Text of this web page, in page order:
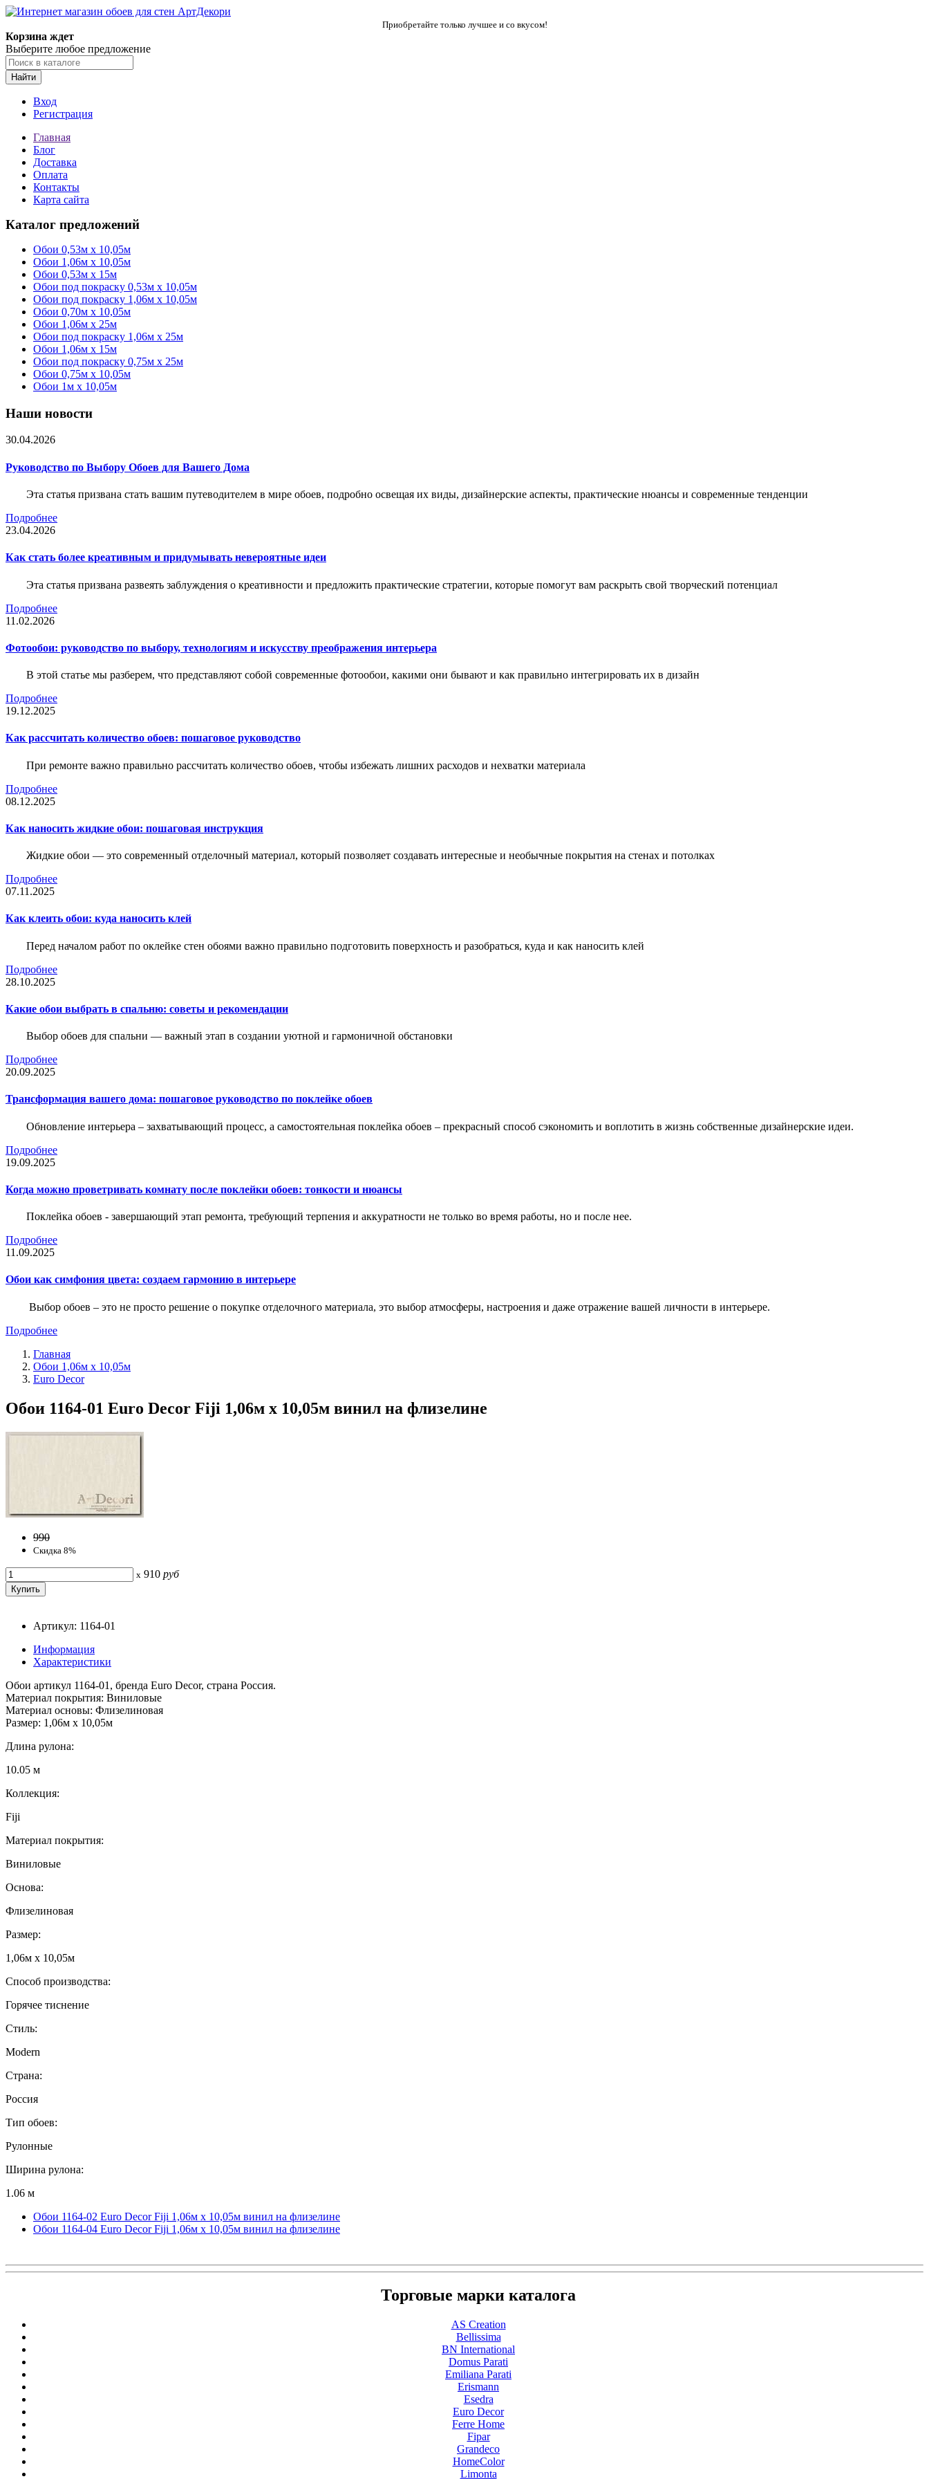
Приобретайте только лучшее и со вкусом!
Корзина ждет
Выберите любое предложение
Найти
Вход
Регистрация
Главная
Блог
Доставка
Оплата
Контакты
Карта сайта
Каталог предложений
Обои 0,53м x 10,05м
Обои 1,06м х 10,05м
Обои 0,53м x 15м
Обои под покраску 0,53м x 10,05м
Обои под покраску 1,06м х 10,05м
Обои 0,70м x 10,05м
Обои 1,06м x 25м
Обои под покраску 1,06м x 25м
Обои 1,06м x 15м
Обои под покраску 0,75м x 25м
Обои 0,75м x 10,05м
Обои 1м х 10,05м
Наши новости
30.04.2026
Руководство по Выбору Обоев для Вашего Дома
Эта статья призвана стать вашим путеводителем в мире обоев, подробно освещая их виды, дизайнерские аспекты, практические нюансы и современные тенденции
Подробнее
23.04.2026
Как стать более креативным и придумывать невероятные идеи
Эта статья призвана развеять заблуждения о креативности и предложить практические стратегии, которые помогут вам раскрыть свой творческий потенциал
Подробнее
11.02.2026
Фотообои: руководство по выбору, технологиям и искусству преображения интерьера
В этой статье мы разберем, что представляют собой современные фотообои, какими они бывают и как правильно интегрировать их в дизайн
Подробнее
19.12.2025
Как рассчитать количество обоев: пошаговое руководство
При ремонте важно правильно рассчитать количество обоев, чтобы избежать лишних расходов и нехватки материала
Подробнее
08.12.2025
Как наносить жидкие обои: пошаговая инструкция
Жидкие обои — это современный отделочный материал, который позволяет создавать интересные и необычные покрытия на стенах и потолках
Подробнее
07.11.2025
Как клеить обои: куда наносить клей
Перед началом работ по оклейке стен обоями важно правильно подготовить поверхность и разобраться, куда и как наносить клей
Подробнее
28.10.2025
Какие обои выбрать в спальню: советы и рекомендации
Выбор обоев для спальни — важный этап в создании уютной и гармоничной обстановки
Подробнее
20.09.2025
Трансформация вашего дома: пошаговое руководство по поклейке обоев
Обновление интерьера – захватывающий процесс, а самостоятельная поклейка обоев – прекрасный способ сэкономить и воплотить в жизнь собственные дизайнерские идеи.
Подробнее
19.09.2025
Когда можно проветривать комнату после поклейки обоев: тонкости и нюансы
Поклейка обоев - завершающий этап ремонта, требующий терпения и аккуратности не только во время работы, но и после нее.
Подробнее
11.09.2025
Обои как симфония цвета: создаем гармонию в интерьере
Выбор обоев – это не просто решение о покупке отделочного материала, это выбор атмосферы, настроения и даже отражение вашей личности в интерьере.
Подробнее
Главная
Обои 1,06м х 10,05м
Euro Decor
Обои 1164-01 Euro Decor Fiji 1,06м х 10,05м винил на флизелине
990
Скидка 8%
x 910 руб
Артикул: 1164-01
Информация
Характеристики
Обои артикул 1164-01, бренда Euro Decor, страна Россия.
Материал покрытия: Виниловые
Материал основы: Флизелиновая
Размер: 1,06м х 10,05м
Длина рулона:
10.05 м
Коллекция:
Fiji
Материал покрытия:
Виниловые
Основа:
Флизелиновая
Размер:
1,06м х 10,05м
Способ производства:
Горячее тиснение
Стиль:
Modern
Страна:
Россия
Тип обоев:
Рулонные
Ширина рулона:
1.06 м
Обои 1164-02 Euro Decor Fiji 1,06м х 10,05м винил на флизелине
Обои 1164-04 Euro Decor Fiji 1,06м х 10,05м винил на флизелине
Торговые марки каталога
AS Creation
Bellissima
BN International
Domus Parati
Emiliana Parati
Erismann
Esedra
Euro Decor
Ferre Home
Fipar
Grandeco
HomeColor
Limonta